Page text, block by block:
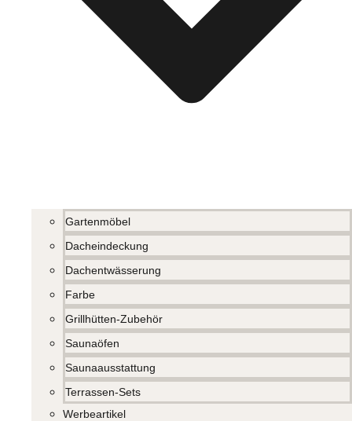
Gartenmöbel
Dacheindeckung
Dachentwässerung
Farbe
Grillhütten-Zubehör
Saunaöfen
Saunaausstattung
Terrassen-Sets
Werbeartikel